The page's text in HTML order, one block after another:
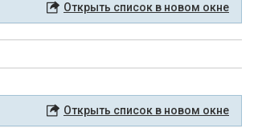
Открыть список в новом окне
Открыть список в новом окне